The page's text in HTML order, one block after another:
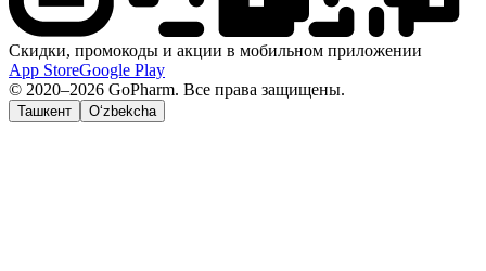
Скидки, промокоды и акции в мобильном приложении
App StoreGoogle Play
© 2020–2026 GoPharm. Все права защищены.
Ташкент O‘zbekcha